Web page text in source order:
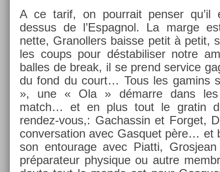
A ce tarif, on pour­rait pens­er qu’il
dessus de l’Es­pagnol. La marge
nette, Granoll­ers bais­se petit à petit,
les coups pour déstabilis­er notre
bal­les de break, il se prend ser­vice
du fond du court… Tous les gamins
», une « Ola » démarre dans
match… et en plus tout le gratin
rendez-vous,: Gac­hassin et For­get,
con­ver­sa­tion avec Gas­quet père… et
son en­tourage avec Piat­ti,
préparateur physique ou autre